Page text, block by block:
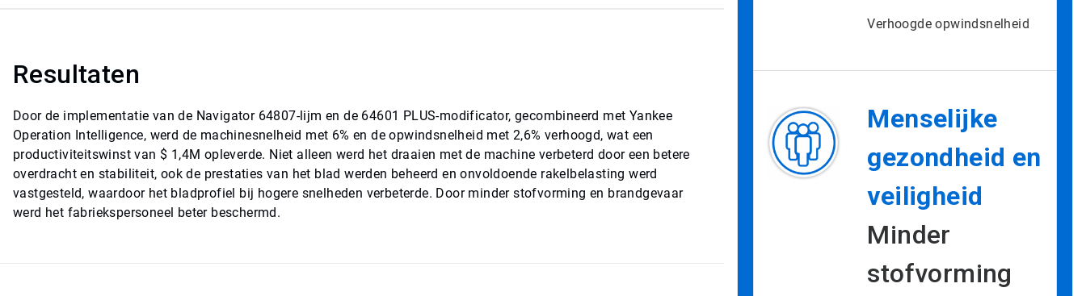
Resultaten
Door de implementatie van de Navigator 64807-lijm en de 64601 PLUS-modificator, gecombineerd met Yankee
Operation Intelligence, werd de machinesnelheid met 6% en de opwindsnelheid met 2,6% verhoogd, wat een
productiviteitswinst van $ 1,4M opleverde. Niet alleen werd het draaien met de machine verbeterd door een betere
overdracht en stabiliteit, ook de prestaties van het blad werden beheerd en onvoldoende rakelbelasting werd
vastgesteld, waardoor het bladprofiel bij hogere snelheden verbeterde. Door minder stofvorming en brandgevaar
werd het fabriekspersoneel beter beschermd.
Verhoogde opwindsnelheid
Menselijke
gezondheid en
veiligheid
Minder
stofvorming